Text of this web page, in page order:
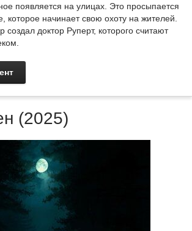
появляется на улицах. Это просыпается
которое начинает свою охоту на жителей.
доктор Руперт, которого считают
(2025)